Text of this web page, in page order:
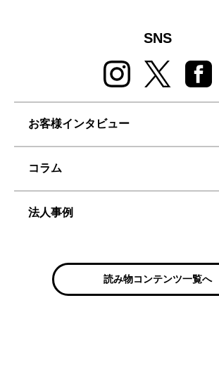
SNS
お客様インタビュー
コラム
法人事例
読み物コンテンツ一覧へ